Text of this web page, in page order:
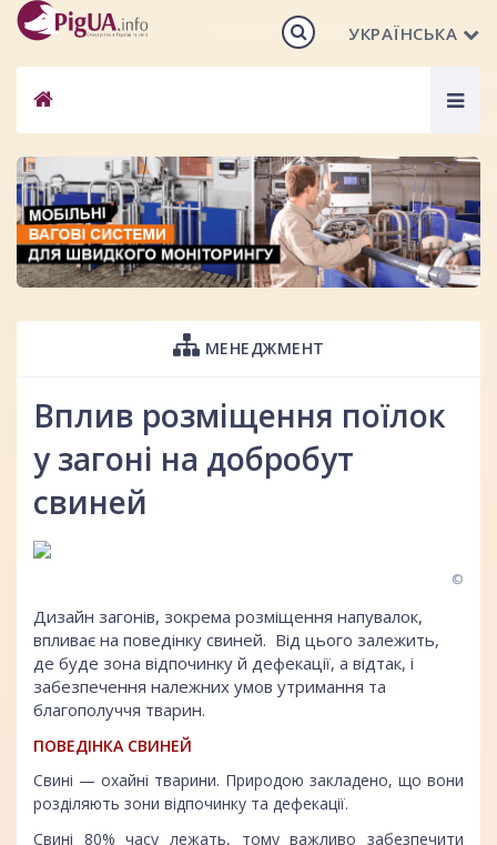
УКРАЇНСЬКА
МЕНЕДЖМЕНТ
Вплив розміщення поїлок
у загоні на добробут
свиней
©
Дизайн загонів, зокрема розміщення напувалок,
впливає на поведінку свиней. Від цього залежить,
де буде зона відпочинку й дефекації, а відтак, і
забезпечення належних умов утримання та
благополуччя тварин.
ПОВЕДІНКА СВИНЕЙ
Свині — охайні тварини. Природою закладено, що вони
розділяють зони відпочинку та дефекації.
Свині 80% часу лежать, тому важливо забезпечити